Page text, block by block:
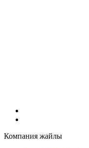
Компания жайлы